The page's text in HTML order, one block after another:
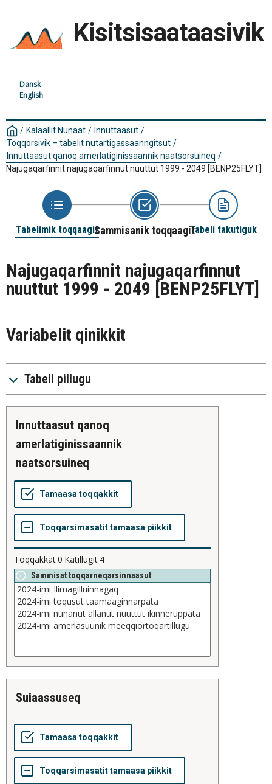
Kisitsisaataasivik
Dansk
English
/ Kalaallit Nunaat / Innuttaasut /
Toqqorsivik – tabelit nutartigassaanngitsut /
Innuttaasut qanoq amerlatiginissaannik naatsorsuineq /
Najugaqarfinnit najugaqarfinnut nuuttut 1999 - 2049 [BENP25FLYT]
Tabelimik toqqaagitSammisanik toqqaagitTabeli takutiguk
Najugaqarfinnit najugaqarfinnut
nuuttut 1999 - 2049 [BENP25FLYT]
Variabelit qinikkit
Tabeli pillugu
innuttaasut qanoq
amerlatiginissaannik
naatsorsuineq
Toqqakkat0 Katillugit 4
Sammisat toqqarneqarsinnaasut
suiaassuseq